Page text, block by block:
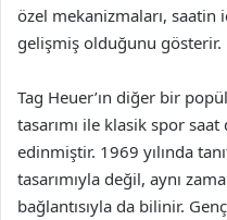
özel mekanizmaları,
gelişmiş olduğunu gösterir.
Tag Heuer’ın diğer bir
tasarımı ile klasik spor
edinmiştir. 1969 yılında
tasarımıyla değil, aynı
bağlantısıyla da bilinir.